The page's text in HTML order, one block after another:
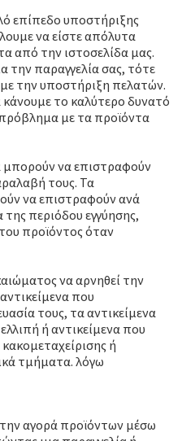
επίπεδο υποστήριξης
να είστε απόλυτα
από την ιστοσελίδα μας.
την παραγγελία σας, τότε
την υποστήριξη πελατών.
το καλύτερο δυνατό
με τα προϊόντα
μπορούν να επιστραφούν
τους. Τα
να επιστραφούν ανά
περιόδου εγγύησης,
προϊόντος όταν
να αρνηθεί την
που
τους, τα αντικείμενα
ή αντικείμενα που
ή
τμήματα. λόγω
αγορά προϊόντων μέσω